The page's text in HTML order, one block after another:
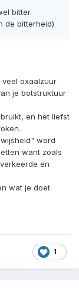
bitter.
de bitterheid)
oxaalzuur
je botstruktuur
en het liefst
word
want zoals
en
wat je doet.
1